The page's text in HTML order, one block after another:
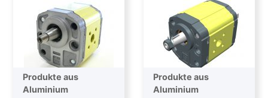
Produkte aus
Aluminium
Produkte aus
Aluminium